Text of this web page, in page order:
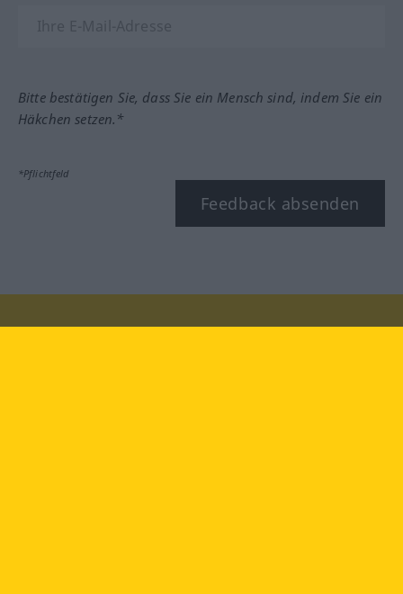
Bitte bestätigen Sie, dass Sie ein Mensch sind, indem Sie ein
Häkchen setzen.*
*Pflichtfeld
Feedback absenden